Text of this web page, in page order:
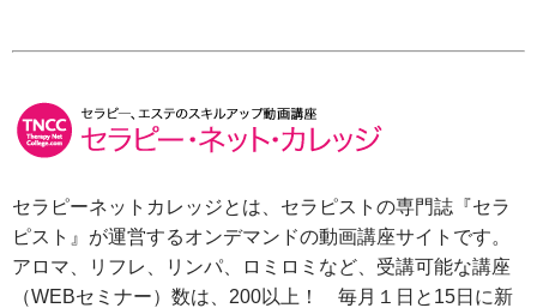
セラピーネットカレッジとは、セラピストの専門誌『セラ
ピスト』が運営するオンデマンドの動画講座サイトです。
アロマ、リフレ、リンパ、ロミロミなど、受講可能な講座
（WEBセミナー）数は、200以上！ 毎月１日と15日に新